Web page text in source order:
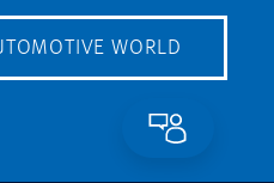
WORLD